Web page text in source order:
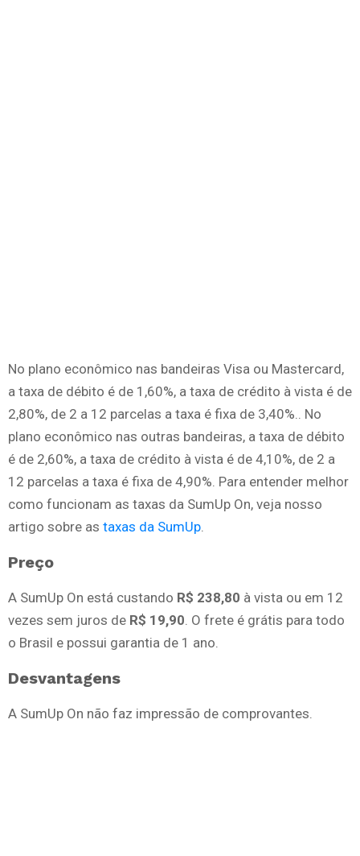
No plano econômico nas bandeiras Visa ou Mastercard,
a taxa de débito é de 1,60%, a taxa de crédito à vista é de
2,80%, de 2 a 12 parcelas a taxa é fixa de 3,40%.. No
plano econômico nas outras bandeiras, a taxa de débito
é de 2,60%, a taxa de crédito à vista é de 4,10%, de 2 a
12 parcelas a taxa é fixa de 4,90%. Para entender melhor
como funcionam as taxas da SumUp On, veja nosso
artigo sobre as taxas da SumUp
Preço
A SumUp On está custando R$ 238,80 à vista ou em 12
vezes sem juros de R$ 19,90 . O frete é grátis para todo
o Brasil e possui garantia de 1 ano.
Desvantagens
A SumUp On não faz impressão de comprovantes.